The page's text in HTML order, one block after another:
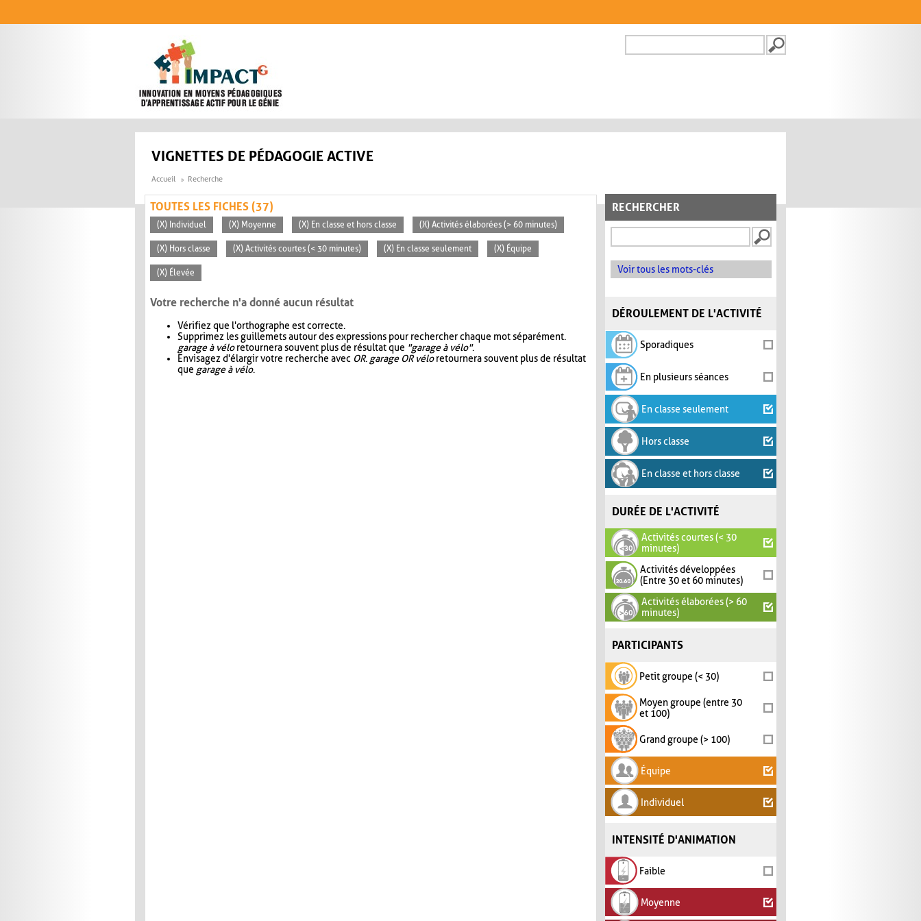
FORMULAIRE DE
VIGNETTES DE PÉDAGOGIE ACTIVE
Accueil Recherche
RECHERCHER
Voir tous les mots-clés
DÉROULEMENT DE L'ACTIVITÉ
Sporadiques
En plusieurs séances
En classe seulement
Hors classe
En classe et hors classe
DURÉE DE L'ACTIVITÉ
Activités courtes (< 30
minutes)
Activités développées
(Entre 30 et 60 minutes)
Activités élaborées (> 60
minutes)
PARTICIPANTS
Petit groupe (< 30)
Moyen groupe (entre 30
et 100)
Grand groupe (> 100)
Équipe
Individuel
INTENSITÉ D'ANIMATION
Faible
Moyenne
TOUTES LES FICHES (37)
(X) Individuel (X) Moyenne (X) En classe et hors classe (X) Activités élaborées (> 60 minutes)
(X) Hors classe (X) Activités courtes (< 30 minutes) (X) En classe seulement (X) Équipe
(X) Élevée
Votre recherche n'a donné aucun résultat
Vérifiez que l'orthographe est correcte.
Supprimez les guillemets autour des expressions pour rechercher chaque mot séparément.
garage à véloretournera souvent plus de résultat que "garage à vélo".
Envisagez d'élargir votre recherche avec OR. garage OR véloretournera souvent plus de résultat
que garage à vélo.